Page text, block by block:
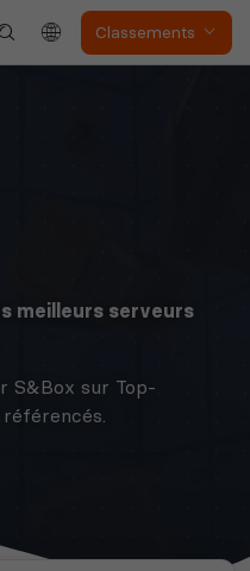
Classements
meilleurs serveurs
S&Box sur Top-